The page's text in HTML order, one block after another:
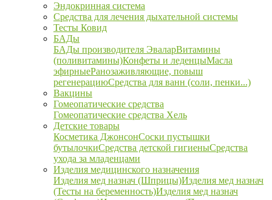
Эндокринная система
Средства для лечения дыхательной системы
Тесты Ковид
БАДы
БАДы производителя ЭваларВитамины
(поливитамины)Конфеты и леденцыМасла
эфирныеРанозаживляющие, повыш
регенерациюСредства для ванн (соли, пенки...)
Вакцины
Гомеопатические средства
Гомеопатические средства Хель
Детские товары
Косметика ДжонсонСоски пустышки
бутылочкиСредства детской гигиеныСредства
ухода за младенцами
Изделия медицинского назначения
Изделия мед назнач (Шприцы)Изделия мед назнач
(Тесты на беременность)Изделия мед назнач